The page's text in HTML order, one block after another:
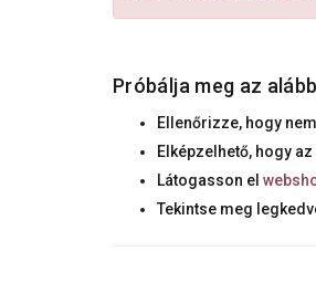
Próbálja meg az
Ellenőrizze, hogy
Elképzelhető, hogy
Látogasson el
Tekintse meg